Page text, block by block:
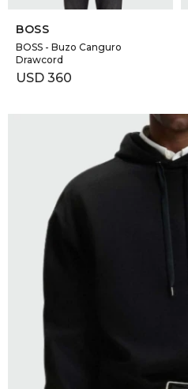
BOSS
BOSS - Buzo Canguro
Drawcord
USD 360